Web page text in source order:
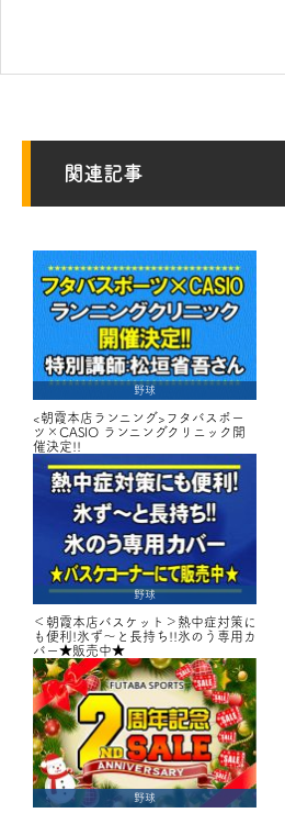
関連記事
野球
<朝霞本店ランニング>フタバスポー
ツ×CASIO ランニングクリニック開
催決定!!
野球
＜朝霞本店バスケット＞熱中症対策に
も便利!氷ず～と長持ち!!氷のう専用カ
バー★販売中★
野球